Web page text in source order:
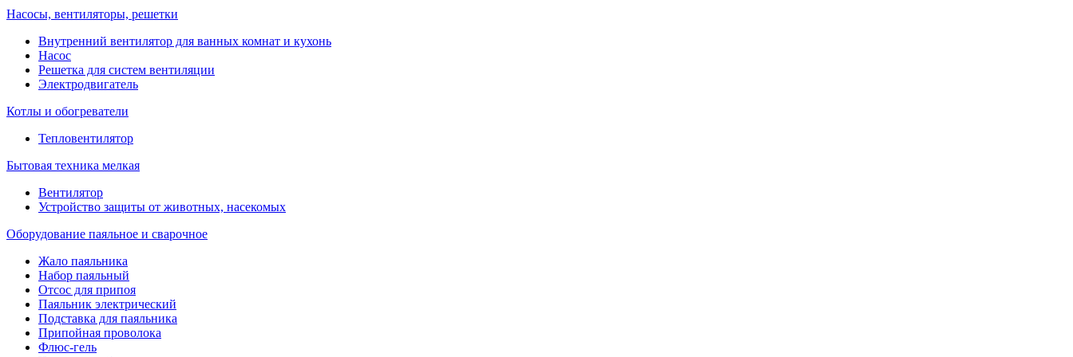
Насосы, вентиляторы, решетки
Внутренний вентилятор для ванных комнат и кухонь
Насос
Решетка для систем вентиляции
Электродвигатель
Котлы и обогреватели
Тепловентилятор
Бытовая техника мелкая
Вентилятор
Устройство защиты от животных, насекомых
Оборудование паяльное и сварочное
Жало паяльника
Набор паяльный
Отсос для припоя
Паяльник электрический
Подставка для паяльника
Припойная проволока
Флюс-гель